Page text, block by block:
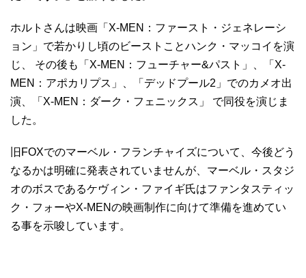
ホルトさんは映画「X-MEN：ファースト・ジェネレーシ
ョン」で若かりし頃のビーストことハンク・マッコイを演
じ、 その後も「X-MEN：フューチャー&パスト」、「X-
MEN：アポカリプス」、「デッドプール2」でのカメオ出
演、「X-MEN：ダーク・フェニックス」 で同役を演じま
した。
旧FOXでのマーベル・フランチャイズについて、今後どう
なるかは明確に発表されていませんが、マーベル・スタジ
オのボスであるケヴィン・ファイギ氏はファンタスティッ
ク・フォーやX-MENの映画制作に向けて準備を進めてい
る事を示唆しています。